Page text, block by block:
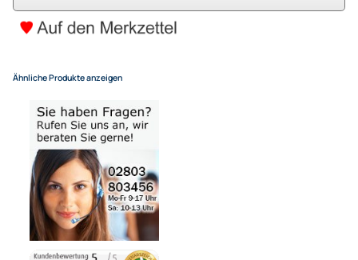
15,95 €
Zur Zeit nicht lieferbar!
Variantenauswahl
Variantenauswahl